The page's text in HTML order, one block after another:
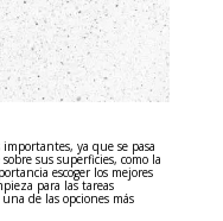
importantes, ya que se pasa
sus superficies, como la
escoger los mejores
para las tareas
una de las opciones más